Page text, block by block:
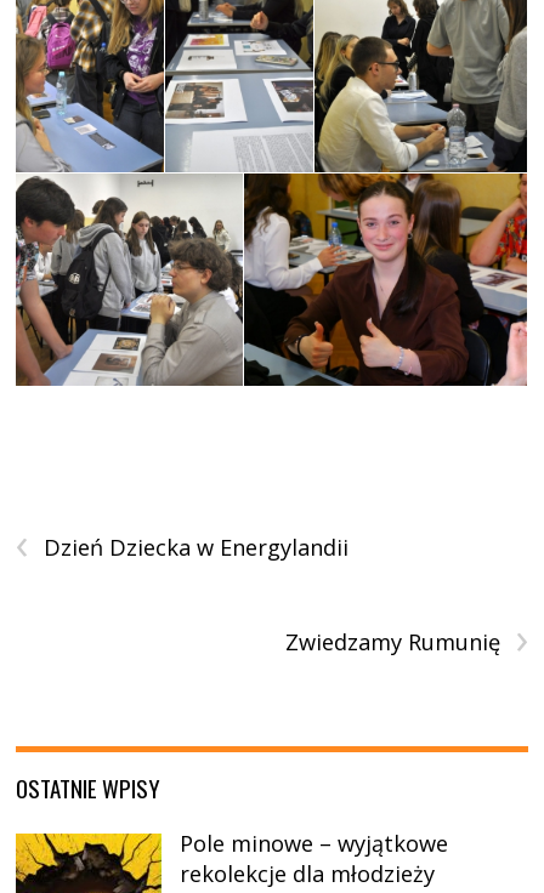
‹ Dzień Dziecka w Energylandii
›
Zwiedzamy Rumunię
OSTATNIE WPISY
Pole minowe – wyjątkowe
rekolekcje dla młodzieży